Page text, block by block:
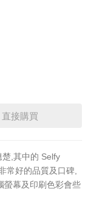
直接購買
,其中的 Selfy
常好的品質及口碑,
螢幕及印刷色彩會些